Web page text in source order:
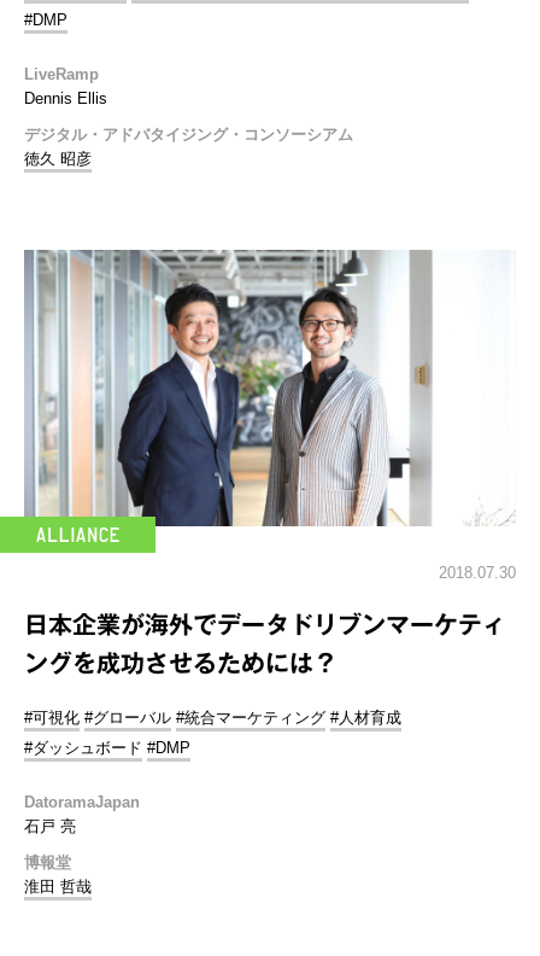
#DMP
LiveRamp
Dennis Ellis
デジタル・アドバタイジング・コンソーシアム
徳久 昭彦
2018.07.30
日本企業が海外でデータドリブンマーケティ
ングを成功させるためには？
#可視化 #グローバル #統合マーケティング #人材育成
#ダッシュボード #DMP
DatoramaJapan
石戸 亮
博報堂
淮田 哲哉